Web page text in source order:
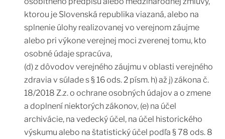
ktorou je Slovenská republika viazaná, alebo na
splnenie úlohy realizovanej vo verejnom záujme
alebo pri výkone verejnej moci zverenej tomu, kto
osobné údaje spracúva,
(d) z dôvodov verejného záujmu v oblasti verejného
zdravia v súlade s § 16 ods. 2 písm. h) až j) zákona č.
18/2018 Z.z. o ochrane osobných údajov a o zmene
a doplnení niektorých zákonov, (e) na účel
archivácie, na vedecký účel, na účel historického
výskumu alebo na štatistický účel podľa § 78 ods. 8